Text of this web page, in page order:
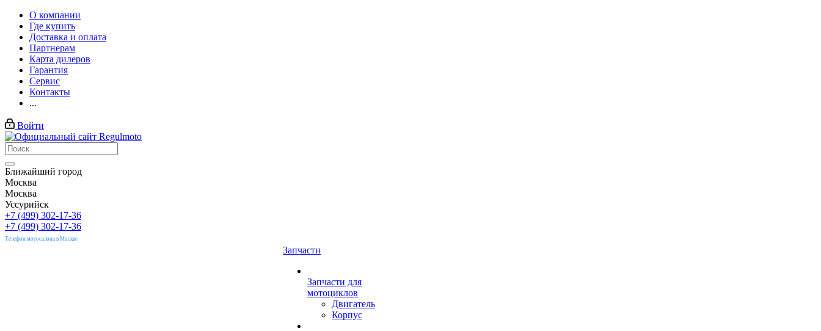
О компании
Где купить
Доставка и оплата
Партнерам
Карта дилеров
Гарантия
Сервис
Контакты
...
Войти
Ближайший город
Москва
Москва
Уссурийск
+7 (499) 302-17-36
+7 (499) 302-17-36
Телефон мотосалона в Москве
Запчасти
Запчасти для
мотоциклов
Двигатель
Корпус